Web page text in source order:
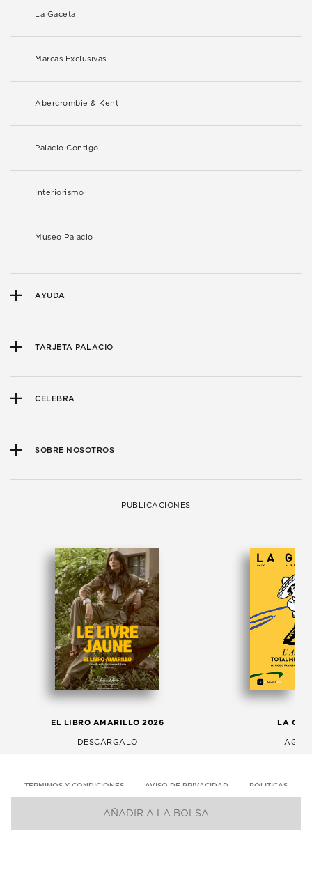
AÑADIR A LA BOLSA
La Gaceta
Marcas Exclusivas
Abercrombie & Kent
Palacio Contigo
Interiorismo
Museo Palacio
AYUDA
TARJETA PALACIO
CELEBRA
SOBRE NOSOTROS
PUBLICACIONES
EL LIBRO AMARILLO 2026
DESCÁRGALO
LA
TÉRMINOS Y CONDICIONES AVISO DE PRIVACIDAD POLITICAS